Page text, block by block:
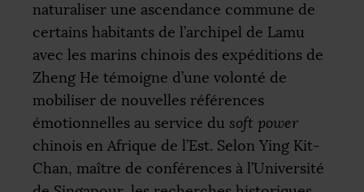
naturaliser une ascendance commune de
certains habitants de l’archipel de Lamu
avec les marins chinois des expéditions de
Zheng He témoigne d’une volonté de
mobiliser de nouvelles références
émotionnelles au service du soft power
chinois en Afrique de l’Est. Selon Ying Kit-
Chan, maître de conférences à l’Université